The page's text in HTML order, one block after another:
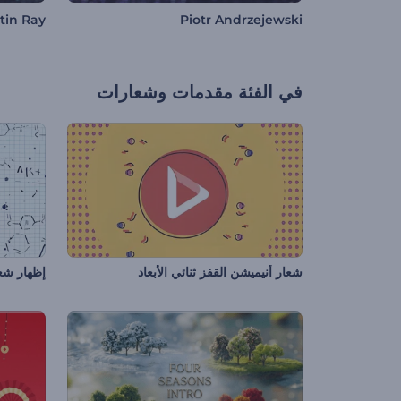
Piotr Andrzejewski
Ray
في الفئة مقدمات وشعارات
شعار أنيميشن القفز ثنائي الأبعاد إظهار